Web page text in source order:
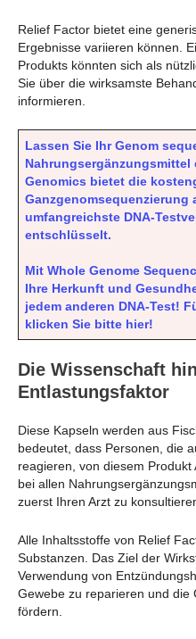
Relief Factor bietet eine
Ergebnisse variieren können.
Produkts könnten sich als
Sie über die wirksamste
informieren.
Lassen Sie Ihr Genom
Nahrungsergänzungsmittel
Genomics bietet die
Ganzgenomsequenzierung
umfangreichste DNA-
entschlüsselt.
Mit Whole Genome
Ihre Herkunft und
jedem anderen DNA-Test!
klicken Sie bitte hier!
Die Wissenschaft
Entlastungsfaktor
Diese Kapseln werden aus
bedeutet, dass Personen, die
reagieren, von diesem
bei allen
zuerst Ihren Arzt zu
Alle Inhaltsstoffe von Relief
Substanzen. Das Ziel der
Verwendung von
Gewebe zu reparieren und die
fördern.